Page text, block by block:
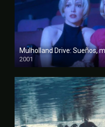
Mulholland Drive: Sueños,
2001
FULL HD